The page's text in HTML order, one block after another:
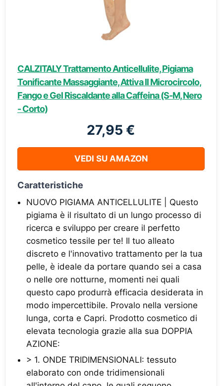
CALZITALY Trattamento Anticellulite, Pigiama
Tonificante Massaggiante, Attiva Il Microcircolo,
Fango e Gel Riscaldante alla Caffeina (S-M, Nero
- Corto)
27,95 €
VEDI SU AMAZON
Caratteristiche
NUOVO PIGIAMA ANTICELLULITE | Questo
pigiama è il risultato di un lungo processo di
ricerca e sviluppo per creare il perfetto
cosmetico tessile per te! Il tuo alleato
discreto e l'innovativo trattamento per la tua
pelle, è ideale da portare quando sei a casa
o nelle ore notturne, momenti nei quali
questo capo produrrà efficacia desiderata in
modo impercettibile. Provalo nella versione
lunga, corta e Capri. Prodotto cosmetico di
elevata tecnologia grazie alla sua DOPPIA
AZIONE:
> 1. ONDE TRIDIMENSIONALI: tessuto
elaborato con onde tridimensionali